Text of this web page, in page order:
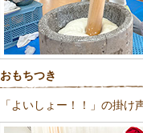
おもちつき
「よいしょー！！」の掛